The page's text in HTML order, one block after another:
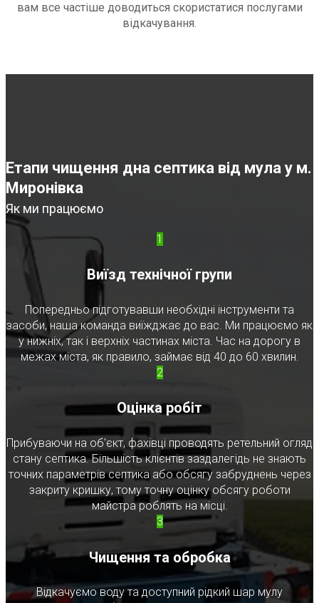
вам все частіше доводиться скористатися послугами
відкачування.
Етапи чищення дна септика від мула у м.
Миронівка
Як ми працюємо
1
Виїзд технічної групи
Попередньо підготувавши необхідні інструменти та
засоби, наша команда виїжджає до вас. Ми працюємо як
у нижніх, так і верхніх частинах міста. Час на дорогу в
межах міста, як правило, займає від 40 до 60 хвилин.
2
Оцінка робіт
Прибуваючи на об'єкт, фахівці проводять ретельний огляд
стану септика. Більшість клієнтів заздалегідь не знають
точних параметрів септика або обсягу забруднень через
закриту кришку, тому точну оцінку обсягу роботи
майстра роблять на місці.
3
Чищення та обробка
Відкачуємо воду та доступний рідкий шар мулу